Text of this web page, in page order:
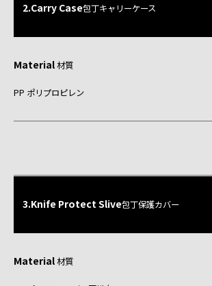
2.Carry Case包丁キャリーケース
Material材質
PP ポリプロピレン
3.Knife Protect Slive包丁保護カバー
Material材質